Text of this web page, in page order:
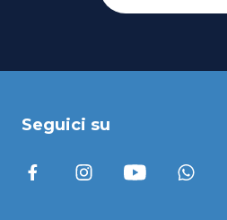
Seguici su